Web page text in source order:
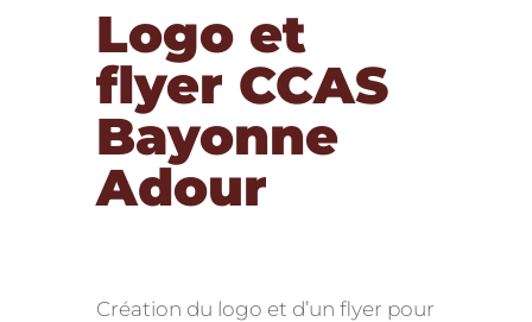
Logo et
flyer CCAS
Bayonne
Adour
Création du logo et d’un flyer pour